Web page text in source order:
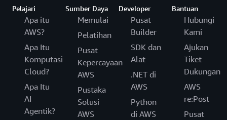
Pelajari
Apa itu
AWS?
Apa Itu
Komputasi
Cloud?
Apa Itu
AI
Agentik?
Sumber Daya
Memulai
Pelatihan
Pusat
Kepercayaan
AWS
Pustaka
Solusi
AWS
Developer
Pusat
Builder
SDK dan
Alat
.NET di
AWS
Python
di AWS
Bantuan
Hubungi
Kami
Ajukan
Tiket
Dukungan
AWS
re:Post
Pusat